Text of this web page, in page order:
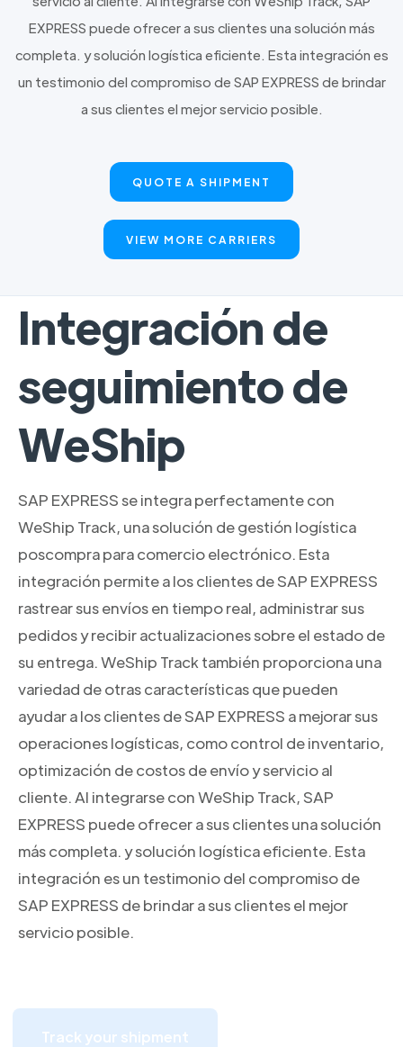
EXPRESS puede ofrecer a sus clientes una solución más
completa. y solución logística eficiente. Esta integración es
un testimonio del compromiso de SAP EXPRESS de brindar
a sus clientes el mejor servicio posible.
QUOTE A SHIPMENT
VIEW MORE CARRIERS
Integración de
seguimiento de
WeShip
SAP EXPRESS se integra perfectamente con
WeShip Track, una solución de gestión logística
poscompra para comercio electrónico. Esta
integración permite a los clientes de SAP EXPRESS
rastrear sus envíos en tiempo real, administrar sus
pedidos y recibir actualizaciones sobre el estado de
su entrega. WeShip Track también proporciona una
variedad de otras características que pueden
ayudar a los clientes de SAP EXPRESS a mejorar sus
operaciones logísticas, como control de inventario,
optimización de costos de envío y servicio al
cliente. Al integrarse con WeShip Track, SAP
EXPRESS puede ofrecer a sus clientes una solución
más completa. y solución logística eficiente. Esta
integración es un testimonio del compromiso de
SAP EXPRESS de brindar a sus clientes el mejor
servicio posible.
Track your shipment